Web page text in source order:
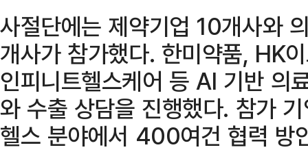
사절단에는 제약기업 10개사와
개사가 참가했다. 한미약품, HK
인피니트헬스케어 등 AI 기반 의
와 수출 상담을 진행했다. 참가
헬스 분야에서 400여건 협력 방